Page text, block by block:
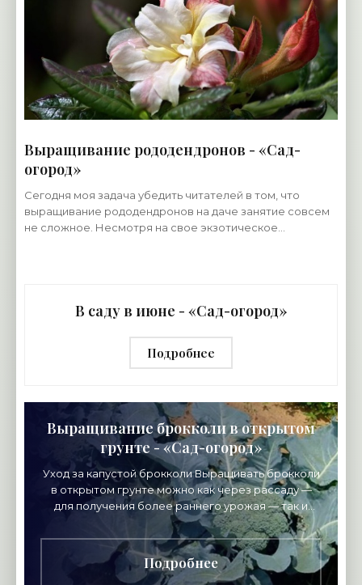
Выращивание рододендронов - «Сад-
огород»
Сегодня моя задача убедить читателей в том, что
выращивание рододендронов на даче занятие совсем
не сложное. Несмотря на свое экзотическое
В саду в июне - «Сад-огород»
Подробнее
Выращивание брокколи в открытом
грунте - «Сад-огород»
Уход за капустой брокколи Выращивать брокколи
в открытом грунте можно как через рассаду —
для получения более раннего урожая — так и
посевом семян непосредственно в грунт — этот
метод
Подробнее